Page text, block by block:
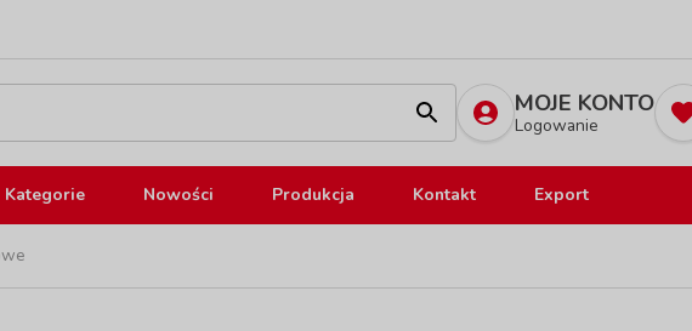
MOJE KONTO
Logowanie
Kategorie Nowości Produkcja Kontakt Export